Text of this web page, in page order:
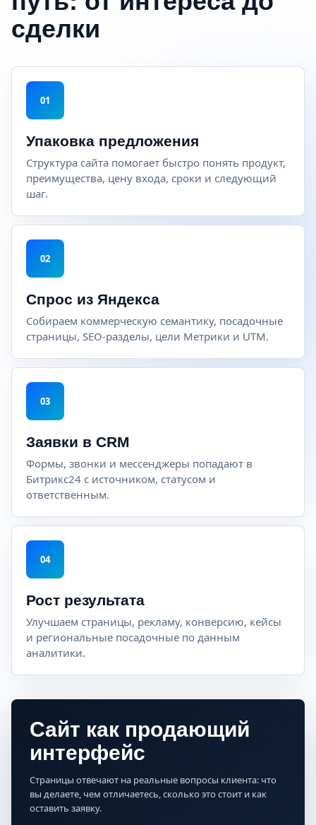
сделки
01
Упаковка предложения
Структура сайта помогает быстро понять продукт,
преимущества, цену входа, сроки и следующий
шаг.
02
Спрос из Яндекса
Собираем коммерческую семантику, посадочные
страницы, SEO-разделы, цели Метрики и UTM.
03
Заявки в CRM
Формы, звонки и мессенджеры попадают в
Битрикс24 с источником, статусом и
ответственным.
04
Рост результата
Улучшаем страницы, рекламу, конверсию, кейсы
и региональные посадочные по данным
аналитики.
Сайт как продающий
интерфейс
Страницы отвечают на реальные вопросы клиента: что
вы делаете, чем отличаетесь, сколько это стоит и как
оставить заявку.